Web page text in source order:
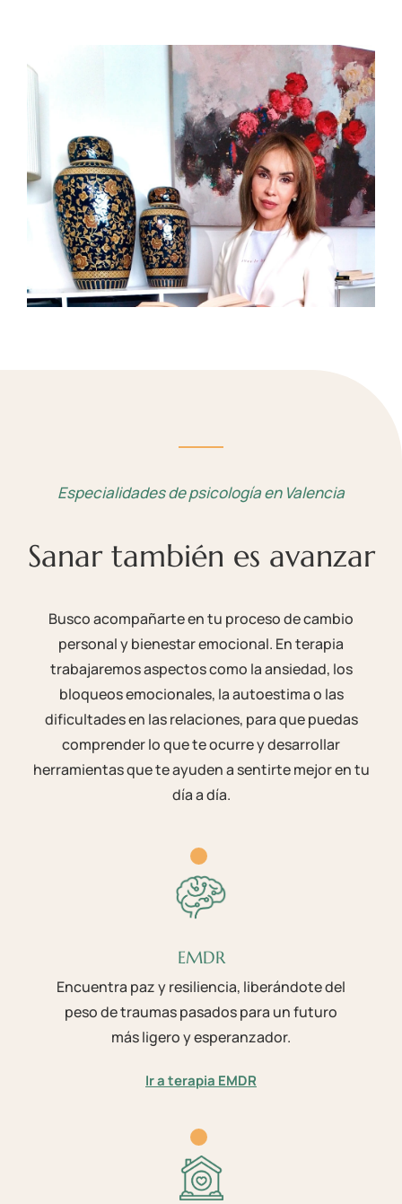
Especialidades de psicología en Valencia
Sanar también es avanzar
Busco acompañarte en tu proceso de cambio
personal y bienestar emocional. En terapia
trabajaremos aspectos como la ansiedad, los
bloqueos emocionales, la autoestima o las
dificultades en las relaciones, para que puedas
comprender lo que te ocurre y desarrollar
herramientas que te ayuden a sentirte mejor en tu
día a día.
EMDR
Encuentra paz y resiliencia, liberándote del
peso de traumas pasados para un futuro
más ligero y esperanzador.
Ir a terapia EMDR